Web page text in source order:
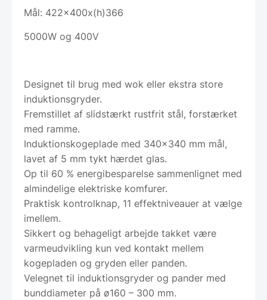
Mål: 422x400x(h)366
5000W og 400V
Designet til brug med wok eller ekstra store
induktionsgryder.
Fremstillet af slidstærkt rustfrit stål, forstærket
med ramme.
Induktionskogeplade med 340×340 mm mål,
lavet af 5 mm tykt hærdet glas.
Op til 60 % energibesparelse sammenlignet med
almindelige elektriske komfurer.
Praktisk kontrolknap, 11 effektniveauer at vælge
imellem.
Sikkert og behageligt arbejde takket være
varmeudvikling kun ved kontakt mellem
kogepladen og gryden eller panden.
Velegnet til induktionsgryder og pander med
bunddiameter på ø160 – 300 mm.